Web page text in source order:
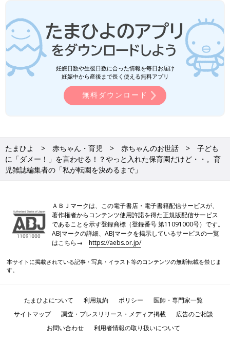
妊娠日数や生後日数に合った情報を毎日お届け
妊娠中から産後まで長く使える無料アプリ
無料ダウンロード
たまひよ 赤ちゃん・育児 赤ちゃんのお世話
子ども
に「ダメー！」を言わせる！？やっと入れた保育園だけど・・。育
児雑誌編集者の「私が転園を決めるまで」
ＡＢＪマークは、この電子書店・電子書籍配信サービスが、
著作権者からコンテンツ使用許諾を得た正規版配信サービス
であることを示す登録商標（登録番号 第11091000号）です。
ABJマークの詳細、ABJマークを掲示しているサービスの一覧
はこちら→https://aebs.or.jp/
本サイトに掲載されている記事・写真・イラスト等のコンテンツの無断転載を禁じま
す。
たまひよについて 利用規約 ポリシー
医師・専門家一覧
サイトマップ
調査・プレスリリース・メディア掲載
広告のご相談
お問い合わせ
利用者情報の取り扱いについて